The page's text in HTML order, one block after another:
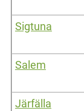
Sigtuna
Salem
Järfälla